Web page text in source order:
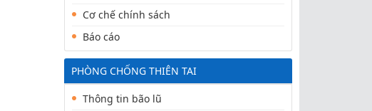
Cơ chế chính sách
Báo cáo
PHÒNG CHỐNG THIÊN TAI
Thông tin bão lũ